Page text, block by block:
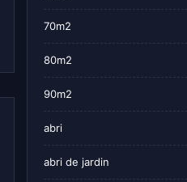
70m2
80m2
90m2
abri
abri de jardin